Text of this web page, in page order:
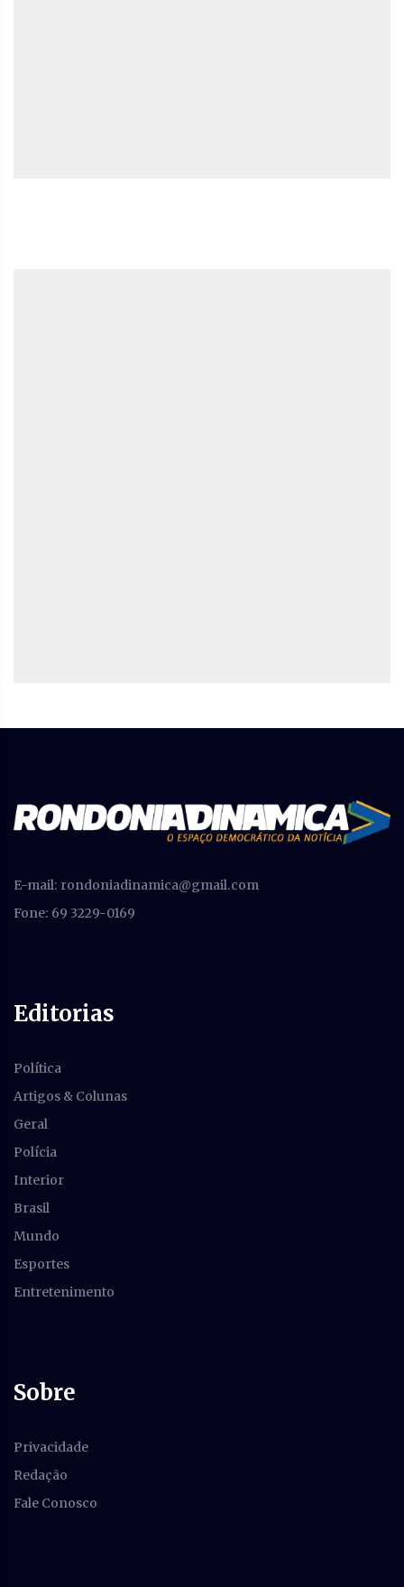
E-mail: rondoniadinamica@gmail.com
Fone: 69 3229-0169
Editorias
Política
Artigos & Colunas
Geral
Polícia
Interior
Brasil
Mundo
Esportes
Entretenimento
Sobre
Privacidade
Redação
Fale Conosco